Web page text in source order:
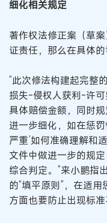
细化相关规定
著作权法修正案（草
证责任，那么在具体
“此次修法构建起完整
损失-侵权人获利-许
具体赔偿金额，同时
进一步细化，如在惩罚
严重’如何准确理解和
文件中做进一步的规
综合判定。”来小鹏指
的“填平原则”，在适
方面也要防止出现标